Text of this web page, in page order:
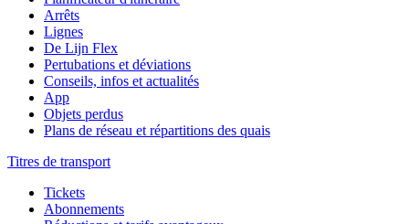
Arrêts
Lignes
De Lijn Flex
Pertubations et déviations
Conseils, infos et actualités
App
Objets perdus
Plans de réseau et répartitions des quais
Titres de transport
Tickets
Abonnements